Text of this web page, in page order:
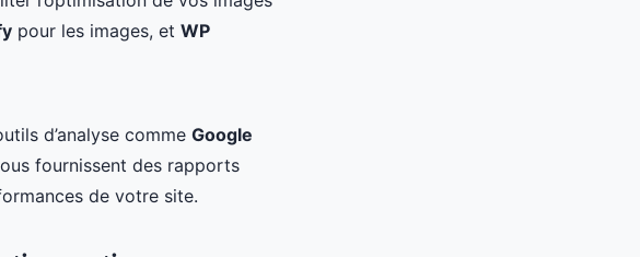
pour les images, et WP
d’analyse comme Google
fournissent des rapports
de votre site.